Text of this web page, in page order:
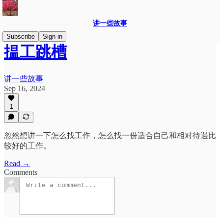
讲一些故事
Subscribe
Sign in
揾工跳槽
讲一些故事
Sep 16, 2024
1
忽然想讲一下怎么找工作，怎么找一份适合自己和相对待遇比
较好的工作。
Read →
Comments